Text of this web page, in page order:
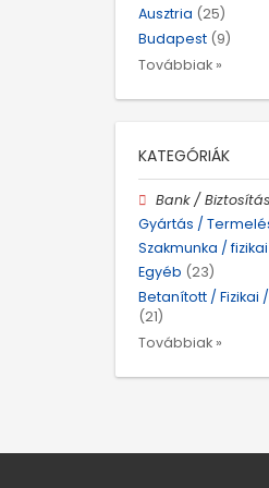
Ausztria (25)
Budapest (9)
Továbbiak »
KATEGÓRIÁK
Bank /
Gyártás /
Szakmunka /
Egyéb (23)
Betanított / Fizikai
(21)
Továbbiak »